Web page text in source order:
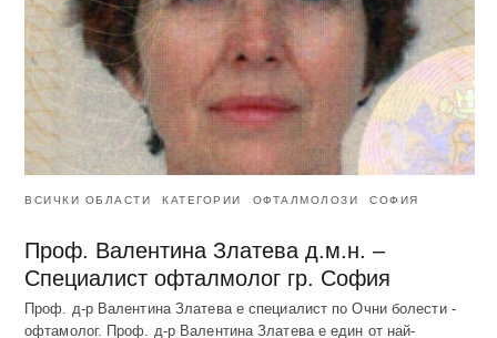
ВСИЧКИ ОБЛАСТИ КАТЕГОРИИ ОФТАЛМОЛОЗИ СОФИЯ
Проф. Валентина Златева д.м.н. –
Специалист офталмолог гр. София
Проф. д-р Валентина Златева е специалист по Очни болести -
офтамолог. Проф. д-р Валентина Златева е един от най-